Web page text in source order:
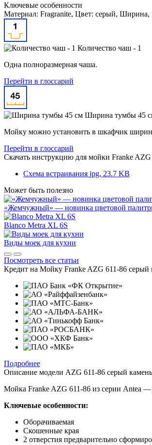
Ключевые особенности
Материал: Fragranite, Цвет: серый,
Количество чаш - 1
Одна полноразмерная чаша.
Перейти в глоссарий
Ширина тумбы 45
Мойку можно установить в шкафчик
Перейти в глоссарий
Скачать инструкцию для мойки Franke
Схема встраивания jpg, 23.7 KB
Может быть полезно
«Жемчужный» — новинка цветовой
Blanco Metra XL 6S
Виды моек для кухни
Посмотреть все статьи
Кредит на Мойку Franke AZG 611-86 серый
Подробнее
Описание модели AZG 611-86 серый камень
Мойка Franke AZG 611-86 из серии Antea
Ключевые особенности:
Оборачиваемая
Скошенные края
2 отверстия предварительно